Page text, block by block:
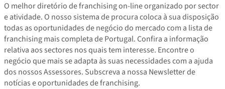
O melhor diretório de franchising on-line organizado por sector
e atividade. O nosso sistema de procura coloca à sua disposição
todas as oportunidades de negócio do mercado com a lista de
franchising mais completa de Portugal. Confira a informação
relativa aos sectores nos quais tem interesse. Encontre o
negócio que mais se adapta às suas necessidades com a ajuda
dos nossos Assessores. Subscreva a nossa Newsletter de
notícias e oportunidades de franchising.